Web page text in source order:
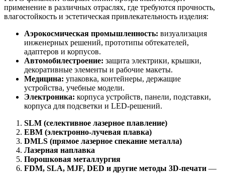
применение в различных отраслях, где требуются прочность,
влагостойкость и эстетическая привлекательность изделия:
Аэрокосмическая промышленность: визуализация
инженерных решений, прототипы обтекателей,
адаптеров и корпусов.
Автомобилестроение: защита электрики, крышки,
декоративные элементы и рабочие макеты.
Медицина: упаковка, контейнеры, держащие
устройства, учебные модели.
Электроника: корпуса устройств, панели, подставки,
корпуса для подсветки и LED-решений.
SLM (селективное лазерное плавление)
EBM (электронно-лучевая плавка)
DMLS (прямое лазерное спекание металла)
Лазерная наплавка
Порошковая металлургия
FDM, SLA, MJF, DED и другие методы 3D-печати —